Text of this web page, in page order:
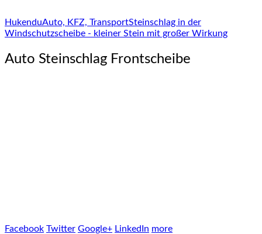
HukenduAuto, KFZ, TransportSteinschlag in der
Windschutzscheibe - kleiner Stein mit großer Wirkung
Auto Steinschlag Frontscheibe
Facebook Twitter Google+ LinkedIn more